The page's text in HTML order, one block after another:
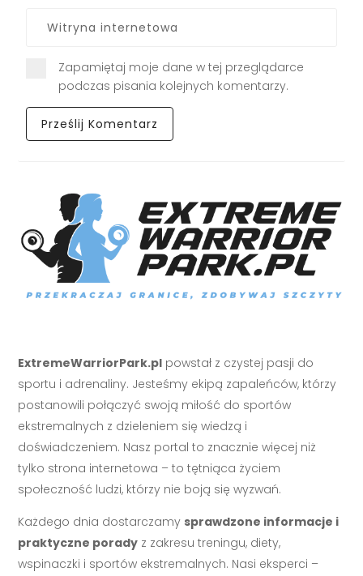
Zapamiętaj moje dane w tej przeglądarce
podczas pisania kolejnych komentarzy.
ExtremeWarriorPark.pl powstał z czystej pasji do
sportu i adrenaliny. Jesteśmy ekipą zapaleńców, którzy
postanowili połączyć swoją miłość do sportów
ekstremalnych z dzieleniem się wiedzą i
doświadczeniem. Nasz portal to znacznie więcej niż
tylko strona internetowa – to tętniąca życiem
społeczność ludzi, którzy nie boją się wyzwań.
Każdego dnia dostarczamy sprawdzone informacje i
praktyczne porady z zakresu treningu, diety,
wspinaczki i sportów ekstremalnych. Nasi eksperci –